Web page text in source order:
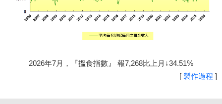
2026年7月，『搵食指數』 報7,268比上月↓34.51%
[ 製作過程 ]